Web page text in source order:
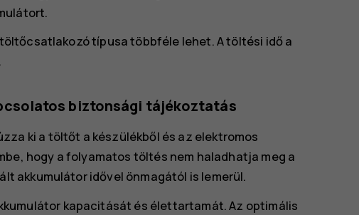
típusa többféle lehet. A töltési idő a
biztonsági tájékoztatás
ki a töltőt a készülékből és az elektromos
hogy a folyamatos töltés nem haladhatja meg a
akkumulátor idővel önmagától is lemerül.
kapacitását és élettartamát. Az optimális